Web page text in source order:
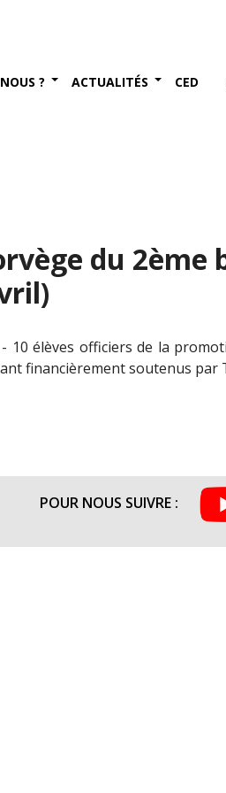
? ACTUALITÉS CED
du 2ème
10 élèves officiers de la
financièrement soutenus par
POUR NOUS SUIVRE :